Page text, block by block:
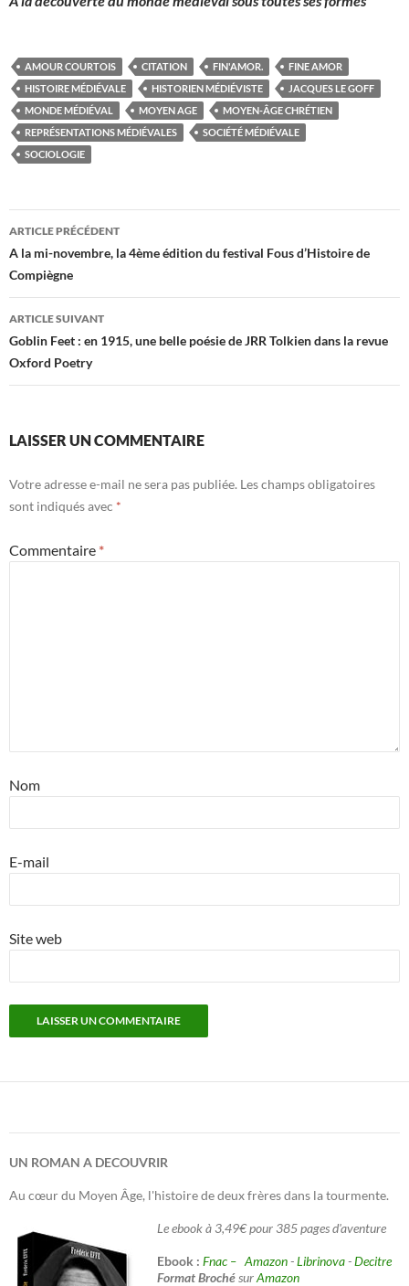
AMOUR COURTOIS CITATION FIN'AMOR.
FINE AMOR
HISTOIRE MÉDIÉVALE
HISTORIEN MÉDIÉVISTE
JACQUES LE GOFF
MONDE MÉDIÉVAL
MOYEN AGE
MOYEN-ÂGE CHRÉTIEN
REPRÉSENTATIONS MÉDIÉVALES
SOCIÉTÉ MÉDIÉVALE
SOCIOLOGIE
Navigation
des
articles
ARTICLE PRÉCÉDENT
A la mi-novembre, la 4ème édition du festival Fous d’Histoire de
Compiègne
ARTICLE SUIVANT
Goblin Feet : en 1915, une belle poésie de JRR Tolkien dans la revue
Oxford Poetry
LAISSER UN COMMENTAIRE
Votre adresse e-mail ne sera pas publiée. Les champs obligatoires
sont indiqués avec *
Commentaire *
Nom
E-mail
Site web
UN ROMAN A DECOUVRIR
Au cœur du Moyen Âge, l'histoire de deux frères dans la tourmente.
Le ebook à 3,49€ pour 385 pages d'aventure
Ebook : Fnac – Amazon-Librinova-Decitre
Format BrochésurAmazon